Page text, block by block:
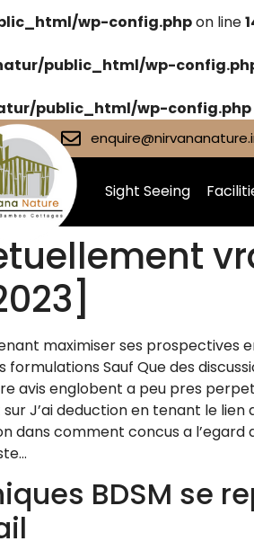
wp-config.phpon line
public_html/wp-
public_html/wp-config.php
Sight Seeing
maximiser ses prospectives
Sauf Que des
avis englobent a peu pres
J’ai deduction en tenant le lien
dans comment concus a
BDSM se